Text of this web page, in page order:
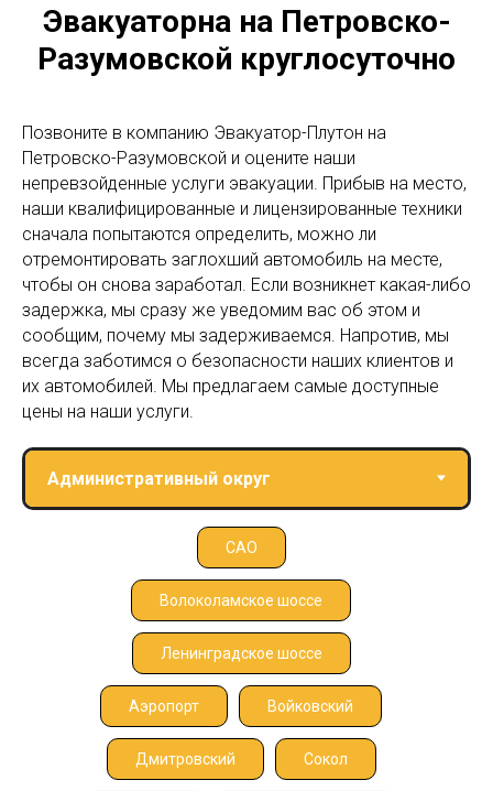
Эвакуаторна на Петровско-
Разумовской круглосуточно
Позвоните в компанию Эвакуатор-Плутон на
Петровско-Разумовской и оцените наши
непревзойденные услуги эвакуации. Прибыв на место,
наши квалифицированные и лицензированные техники
сначала попытаются определить, можно ли
отремонтировать заглохший автомобиль на месте,
чтобы он снова заработал. Если возникнет какая-либо
задержка, мы сразу же уведомим вас об этом и
сообщим, почему мы задерживаемся. Напротив, мы
всегда заботимся о безопасности наших клиентов и
их автомобилей. Мы предлагаем самые доступные
цены на наши услуги.
САО
Волоколамское шоссе
Ленинградское шоссе
Аэропорт Войковский
Дмитровский Сокол